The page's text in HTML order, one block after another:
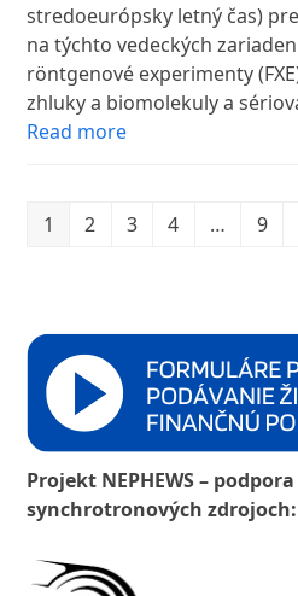
stredoeurópsky letný čas)
na týchto vedeckých
röntgenové experimenty
zhluky a biomolekuly a
Read more
Page
1 Page
2 Page
3 Page
4 … 9
Projekt NEPHEWS –
synchrotronových zdrojoch: